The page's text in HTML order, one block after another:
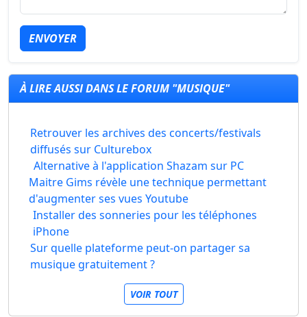
ENVOYER
À LIRE AUSSI DANS LE FORUM "MUSIQUE"
Retrouver les archives des concerts/festivals
diffusés sur Culturebox
Alternative à l'application Shazam sur PC
Maitre Gims révèle une technique permettant
d'augmenter ses vues Youtube
Installer des sonneries pour les téléphones
iPhone
Sur quelle plateforme peut-on partager sa
musique gratuitement ?
VOIR TOUT